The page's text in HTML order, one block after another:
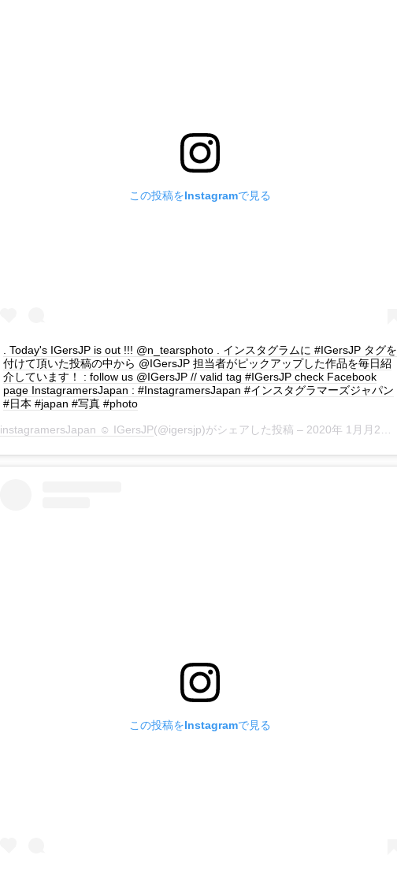
この投稿をInstagramで見る
. Today's IGersJP is out !!! @n_tearsphoto . インスタグラムに #IGersJP タグを
付けて頂いた投稿の中から @IGersJP 担当者がピックアップした作品を毎日紹
介しています！ : follow us @IGersJP // valid tag #IGersJP check Facebook
page InstagramersJapan : #InstagramersJapan #インスタグラマーズジャパン
#日本 #japan #写真 #photo
instagramersJapan ☺︎ IGersJP(@igersjp)がシェアした投稿 – 2020年 1月月2日午後9時48分PST
この投稿をInstagramで見る